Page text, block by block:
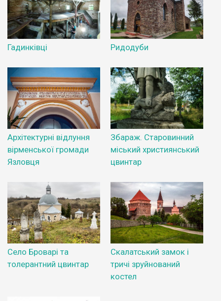
Гадинківці Ридодуби
Архітектурні відлуння
вірменської громади
Язловця
Збараж. Старовинний
міський християнський
цвинтар
Село Броварі та
толерантний цвинтар
Скалатський замок і
тричі зруйнований
костел